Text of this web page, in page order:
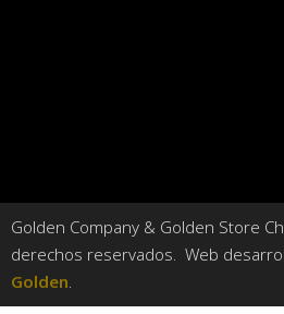
Golden Company & Golden Store
derechos reservados. Web
Golden